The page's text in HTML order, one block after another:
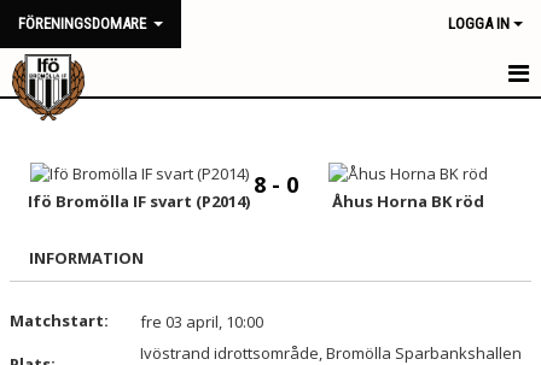
FÖRENINGSDOMARE LOGGA IN
HEM
NYHETER
TRUPPEN
BILDGALLERI
Ifö Bromölla IF svart (P2014)
8 - 0
Åhus Horna BK röd
INFORMATION
Matchstart:
fre 03 april, 10:00
Ivöstrand idrottsområde, Bromölla Sparbankshallen